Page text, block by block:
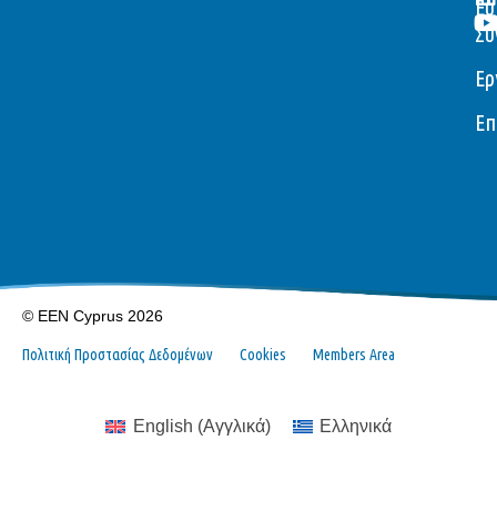
© EEN Cyprus 2026
Πολιτική Προστασίας Δεδομένων Cookies Members Area
English (Αγγλικά) Ελληνικά